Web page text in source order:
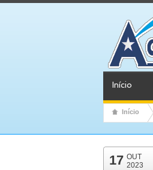
Início
Início
17 OUT
2023